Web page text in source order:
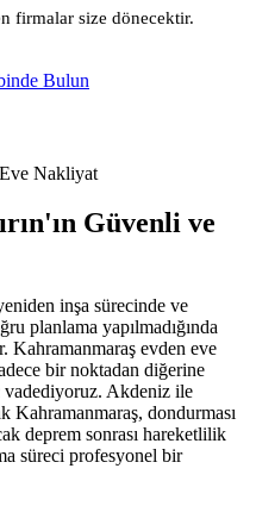
firmalar size dönecektir.
Bulun
Nakliyat
Güvenli ve
inşa sürecinde ve
planlama yapılmadığında
Kahramanmaraş evden eve
bir noktadan diğerine
vadediyoruz. Akdeniz ile
Kahramanmaraş, dondurması
deprem sonrası hareketlilik
süreci profesyonel bir